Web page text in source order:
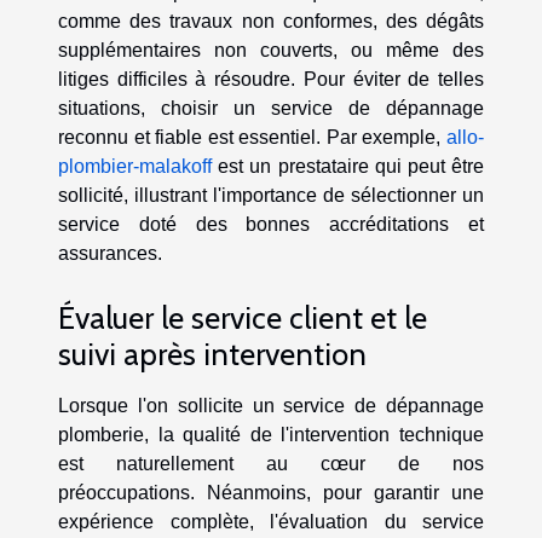
comme des travaux non conformes, des dégâts
supplémentaires non couverts, ou même des
litiges difficiles à résoudre. Pour éviter de telles
situations, choisir un service de dépannage
reconnu et fiable est essentiel. Par exemple, allo-
plombier-malakoffest un prestataire qui peut être
sollicité, illustrant l'importance de sélectionner un
service doté des bonnes accréditations et
assurances.
Évaluer le service client et le
suivi après intervention
Lorsque l'on sollicite un service de dépannage
plomberie, la qualité de l'intervention technique
est naturellement au cœur de nos
préoccupations. Néanmoins, pour garantir une
expérience complète, l'évaluation du service